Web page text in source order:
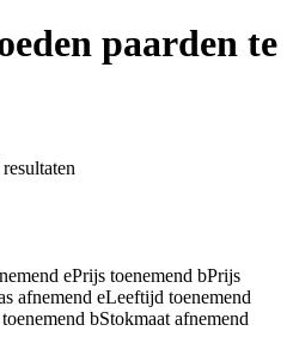
paarden te
ePrijs toenemend bPrijs
afnemend eLeeftijd toenemend
bStokmaat afnemend